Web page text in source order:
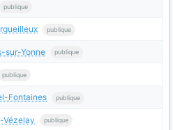
publique
publique
sur-Yonne publique
publique
Fontaines publique
Vézelay publique